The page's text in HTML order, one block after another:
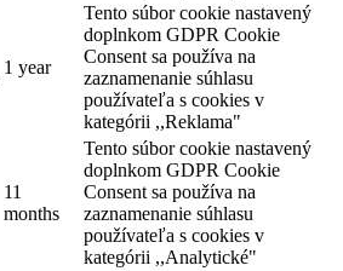
1 year
Tento súbor cookie nastavený
doplnkom GDPR Cookie
Consent sa používa na
zaznamenanie súhlasu
používateľa s cookies v
kategórii ,,Reklama"
11
months
Tento súbor cookie nastavený
doplnkom GDPR Cookie
Consent sa používa na
zaznamenanie súhlasu
používateľa s cookies v
kategórii ,,Analytické"